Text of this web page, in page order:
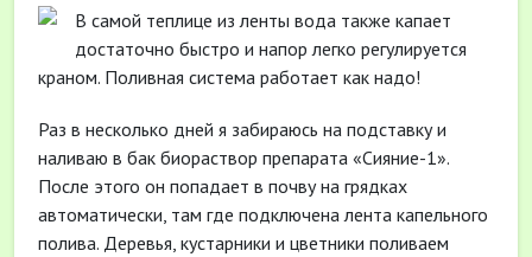
В самой теплице из ленты вода также капает
достаточно быстро и напор легко регулируется
краном. Поливная система работает как надо!
Раз в несколько дней я забираюсь на подставку и
наливаю в бак биораствор препарата «Сияние-1».
После этого он попадает в почву на грядках
автоматически, там где подключена лента капельного
полива. Деревья, кустарники и цветники поливаем